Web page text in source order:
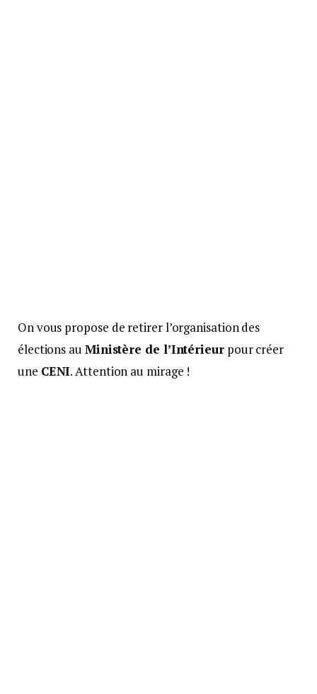
On vous propose de retirer l’organisation des
élections au Ministère de l’Intérieurpour créer
une CENI. Attention au mirage !